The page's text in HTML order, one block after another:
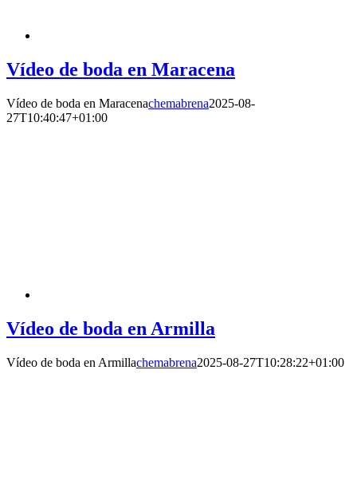
Vídeo de boda en Maracena
Vídeo de boda en Maracenachemabrena2025-08-
27T10:40:47+01:00
Vídeo de boda en Armilla
Vídeo de boda en Armillachemabrena2025-08-27T10:28:22+01:00